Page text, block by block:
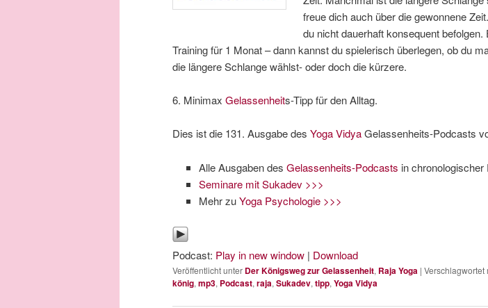
freue dich auch über die gewonnene
du nicht dauerhaft konsequent befolgen.
Training für 1 Monat – dann kannst du spielerisch überlegen, ob du
die längere Schlange wählst- oder doch die kürzere.
6. Minimax Gelassenheits-Tipp für den Alltag.
Dies ist die 131. Ausgabe des Yoga VidyaGelassenheits-Podcasts
Alle Ausgaben des Gelassenheits-Podcasts in chronologischer
Seminare mit Sukadev >>>
Mehr zuYoga Psychologie >>>
Podcast: Play in new window | Download
Veröffentlicht unter Der Königsweg zur Gelassenheit, Raja Yoga | Verschlagwortet
könig, mp3, Podcast, raja, Sukadev, tipp, Yoga Vidya